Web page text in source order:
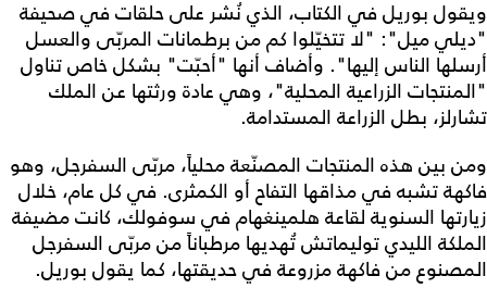
ويقول بوريل في الكتاب، الذي نُشر على حلقات في صحيفة
"ديلي ميل": "لا تتخيّلوا كم من برطمانات المربّى والعسل
أرسلها الناس إليها". وأضاف أنها "أحبّت" بشكل خاص تناول
"المنتجات الزراعية المحلية"، وهي عادة ورثتها عن الملك
تشارلز، بطل الزراعة المستدامة.
ومن بين هذه المنتجات المصنّعة محلياً، مربّى السفرجل، وهو
فاكهة تشبه في مذاقها التفاح أو الكمثرى. في كل عام، خلال
زيارتها السنوية لقاعة هلمينغهام في سوفولك، كانت مضيفة
الملكة الليدي توليماتش تُهديها مرطباناً من مربّى السفرجل
المصنوع من فاكهة مزروعة في حديقتها، كما يقول بوريل.